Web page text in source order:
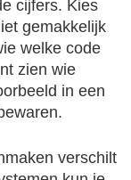
cijfers. Kies
gemakkelijk
welke code
zien wie
in een
verschilt